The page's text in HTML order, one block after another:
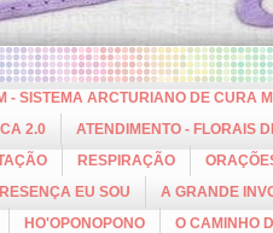
- SISTEMA ARCTURIANO DE CURA
2.0
ATENDIMENTO - FLORAIS
RESPIRAÇÃO
EU SOU
A GRANDE
HO'OPONOPONO O CAMINHO